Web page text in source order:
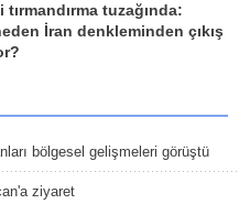
tuzağında:
İran denkleminden çıkış
bölgesel gelişmeleri görüştü
ziyaret